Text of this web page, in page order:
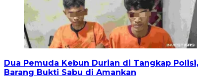
Dua Pemuda Kebun Durian di Tangkap Polisi,
Barang Bukti Sabu di Amankan